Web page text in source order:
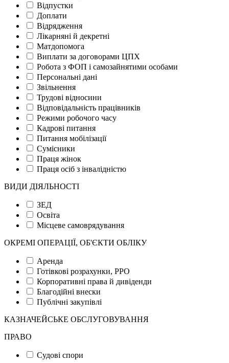
Відпустки
Доплати
Відрядження
Лікарняні й декретні
Матдопомога
Виплати за договорами ЦПХ
Робота з ФОП і самозайнятими особами
Персональні дані
Звільнення
Трудові відносини
Відповідальність працівників
Режими робочого часу
Кадрові питання
Питання мобілізації
Сумісники
Праця жінок
Праця осіб з інвалідністю
ВИДИ ДІЯЛЬНОСТІ
ЗЕД
Освіта
Місцеве самоврядування
ОКРЕМІ ОПЕРАЦІЇ, ОБ'ЄКТИ ОБЛІКУ
Аренда
Готівкові розрахунки, РРО
Корпоративні права й дивіденди
Благодійні внески
Публічні закупівлі
КАЗНАЧЕЙСЬКЕ ОБСЛУГОВУВАННЯ
ПРАВО
Судові спори